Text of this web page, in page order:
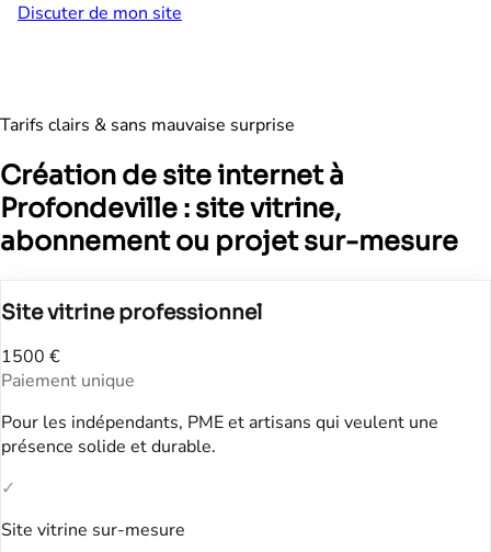
Discuter de mon site
Tarifs clairs & sans mauvaise surprise
Création de site internet à
Profondeville : site vitrine,
abonnement ou projet sur-mesure
Site vitrine professionnel
1500 €
Paiement unique
Pour les indépendants, PME et artisans qui veulent une
présence solide et durable.
✓
Site vitrine sur-mesure